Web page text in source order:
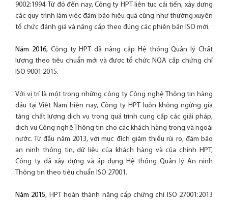
9002:1994. Từ đó đến nay, Công ty HPT liên tục cải tiến, xây dựng
các quy trình làm việc đảm bảo hiệu quả cũng như thường xuyên
tổ chức đánh giá và nâng cấp theo đúng các phiên bản ISO mới.
Năm 2016, Công ty HPT đã nâng cấp Hệ thống Quản lý Chất
lượng theo tiêu chuẩn mới và được tổ chức NQA cấp chứng chỉ
ISO 9001:2015.
Với vị trí là một trong những công ty Công nghệ Thông tin hàng
đầu tại Việt Nam hiện nay, Công ty HPT luôn không ngừng gia
tăng chất lượng dịch vụ trong quá trình cung cấp các giải pháp,
dịch vụ Công nghệ Thông tin cho các khách hàng trong và ngoài
nước. Từ đầu năm 2013, với mục đích giảm thiểu rủi ro, đảm bảo
an ninh thông tin, dữ liệu của khách hàng và của chính HPT,
Công ty đã xây dựng và áp dụng Hệ thống Quản lý An ninh
Thông tin theo tiêu chuẩn ISO 27001.
Năm 2015, HPT hoàn thành nâng cấp chứng chỉ ISO 27001:2013